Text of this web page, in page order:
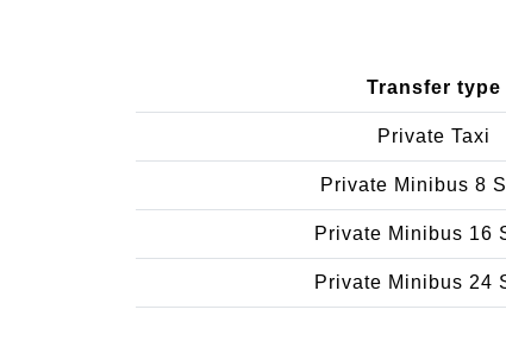
Transfer type
Private Taxi
Private Minibus 8
Private Minibus 16
Private Minibus 24